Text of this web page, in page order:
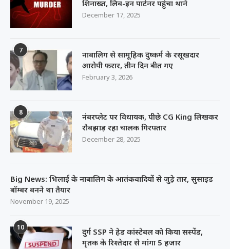
शिनाख्त, लिव-इन पार्टनर पहुंचा थाने
December 17, 2025
7
नाबालिग से सामूहिक दुष्कर्म के रसूखदार
आरोपी फरार, तीन दिन बीत गए
February 3, 2026
8
नंबरप्लेट पर विधायक, पीछे CG King लिखकर
रौबझाड़ रहा चालक गिरफ्तार
December 28, 2025
Big News: भिलाई के नाबालिग के आतंकवादियों से जुड़े तार, सुसाइड
बॉम्बर बनने था तैयार
November 19, 2025
10
दुर्ग SSP ने हेड कांस्टेबल को किया सस्पेंड,
मृतक के रिश्तेदार से मांगा 5 हजार